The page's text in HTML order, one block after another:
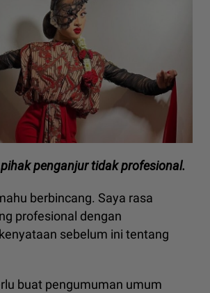
penganjur tidak profesional.
berbincang. Saya rasa
profesional dengan
sebelum ini tentang
buat pengumuman umum